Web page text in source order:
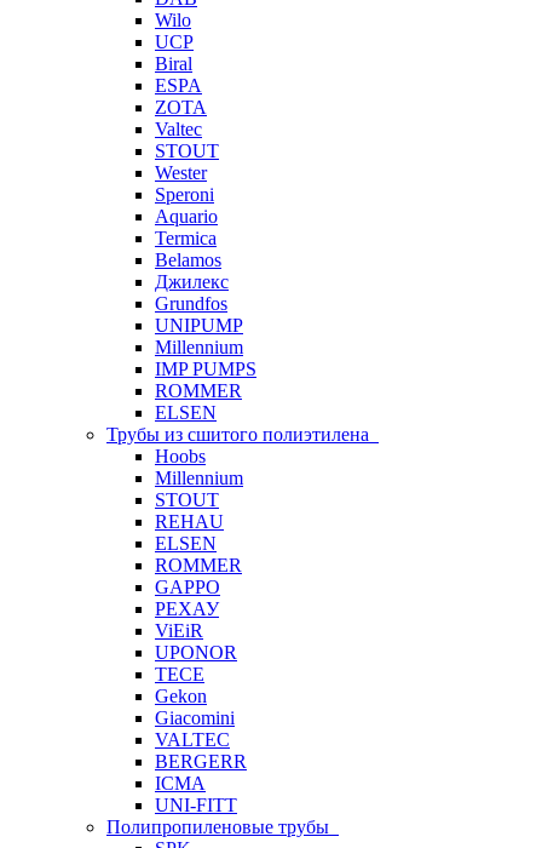
Wilo
UCP
Biral
ESPA
ZOTA
Valtec
STOUT
Wester
Speroni
Aquario
Termica
Belamos
Джилекс
Grundfos
UNIPUMP
Millennium
IMP PUMPS
ROMMER
ELSEN
Трубы из сшитого полиэтилена
Hoobs
Millennium
STOUT
REHAU
ELSEN
ROMMER
GAPPO
РЕХАУ
ViEiR
UPONOR
TECE
Gekon
Giacomini
VALTEC
BERGERR
ICMA
UNI-FITT
Полипропиленовые трубы